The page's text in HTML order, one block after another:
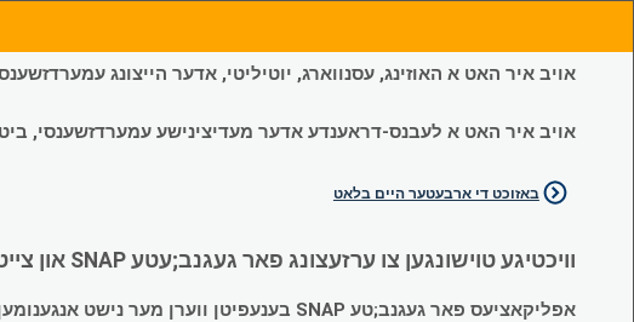
אויב איר האט א האוזינג, עסנווארג, יוטיליטי, אדער הייצונג
אויב איר האט א לעבנס-דראענדע אדער מעדיצינישע עמערדזשענסי, ביטע
באזוכט די ארבעטער היים בלאט
וויכטיגע טוישונגען צו ערזעצונג פאר געגנב;עטע SNAP און צייטווייליגע הילף (Temporary Assistance, TA) בענעפיטן:
אפליקאציעס פאר געגנב;טע SNAP בענעפיטן ווערן מער נישט אנגענומען.